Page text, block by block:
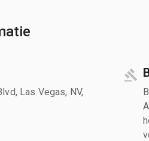
Las Vegas, NV,